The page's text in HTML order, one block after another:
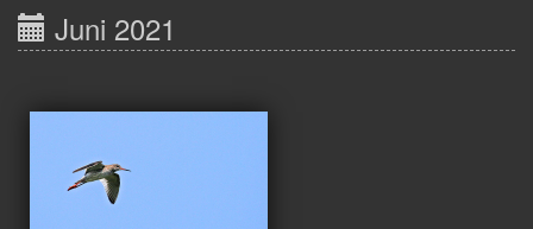
Juni 2021